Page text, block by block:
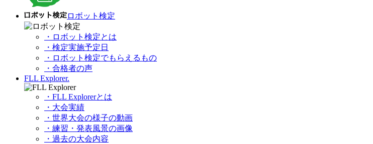
ロボット検定
・ロボット検定とは
・検定実施予定日
・ロボット検定でもらえるもの
・合格者の声
FLL Explorer.
・FLL Explorerとは
・大会実績
・世界大会の様子の動画
・練習・発表風景の画像
・過去の大会内容